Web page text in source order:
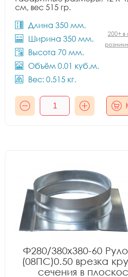
см, вес 515 гр.
Длина 350 мм.
Ширина 350 мм.
Высота 70 мм.
Объём 0.01 куб.м.
Вес: 0.515 кг.
200+ в
Ф280/380x380-60
(08ПС)0.50 врезка
сечения в